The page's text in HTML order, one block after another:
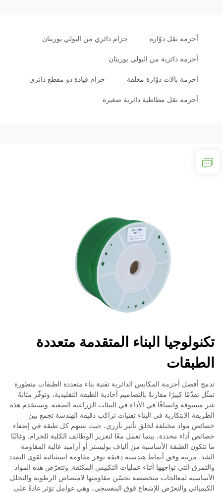
أحزمة نقل دوّارة حزام دائري من البولي يوريثان
أحزمة دائرية من البولي يوريثان
أحزمة بالات دوّارة مغلقة حزام قيادة ذو مقطع دائري
أحزمة نقل مطاطية دائرية صغيرة
تكنولوجيا البناء المتقدمة متعددة
الطبقات
تدمج أفضل أحزمة المكابس الدائرية تقنية بناء متعددة الطبقات متطورة
تمثّل تقدّمًا كبيرًا مقارنةً بالتصاميم أحادية الطبقة التقليدية، وتوفّر متانةً
غير مسبوقة واتساقًا في الأداء في البيئات الزراعية الصعبة. وتستخدم هذه
الطريقة الابتكارية في البناء تقنيات تراكب دقيقة الهندسة تجمع بين
خصائص مواد مختلفة لخلق تأثير تآزري، حيث تسهم كل طبقة في إضفاء
خصائص أداء محددة، بينما تعمل معًا لتعزيز الوظائف الكلية للحزام. وغالبًا
ما تتكون الطبقة الأساسية من ألياف بوليستر أو أراميد عالية المقاومة
الشد، مرتبة وفق أنماط هندسية دقيقة توفر مقاومة استثنائية لقوى التمدد
والتمزق التي تواجهها أثناء عمليات التكبيس المكثفة. وتتعرّض هذه المواد
الأساسية لمعالجات متخصصة تحسّن مقاومتها لامتصاص الرطوبة والتحلل
الكيميائي والتعرّض للإشعاع فوق البنفسجي، وهي عوامل تؤثر عادةً على